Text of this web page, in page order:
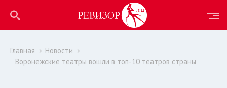
Главная
Новости
Воронежские театры вошли в топ-10 театров страны